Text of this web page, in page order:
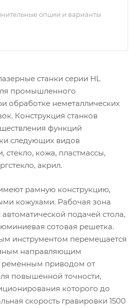
опции и варианты
станки серии HL
промышленного
обработке неметаллических
Конструкция станков
функций
следующих видов
стекло, кожа, пластмассы,
акрил.
рамную конструкцию,
кожухами. Рабочая зона
автоматической подачей стола,
сотовая решетка.
инструментом перемещается
направляющим
приводом от
повышенной точности,
которого до
скорость гравировки 1500